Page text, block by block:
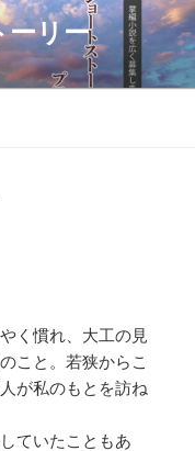
ーリー
く慣れ、大工の見
こと。若狭からこ
が私のもとを訪ね
ていたこともあ